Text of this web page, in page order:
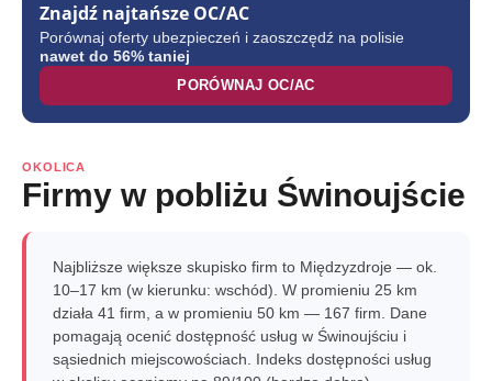
Znajdź najtańsze OC/AC
Porównaj oferty ubezpieczeń i zaoszczędź na polisie
nawet do 56% taniej
PORÓWNAJ OC/AC
OKOLICA
Firmy w pobliżu Świnoujście
Najbliższe większe skupisko firm to Międzyzdroje — ok.
10–17 km (w kierunku: wschód). W promieniu 25 km
działa 41 firm, a w promieniu 50 km — 167 firm. Dane
pomagają ocenić dostępność usług w Świnoujściu i
sąsiednich miejscowościach. Indeks dostępności usług